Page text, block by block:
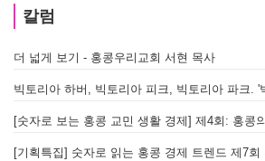
칼럼
더 넓게 보기 - 홍콩우리교회 서현 목사